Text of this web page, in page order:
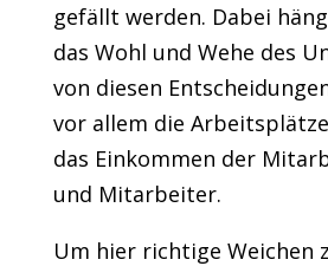
gefällt werden. Dabei
das Wohl und Wehe des
von diesen
vor allem die
das Einkommen der
und Mitarbeiter.
Um hier richtige Weichen